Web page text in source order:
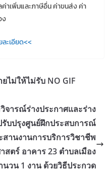
าเพิ่มและภาษีอื่น ค่าขนส่ง ค่า
ง
ะเอียด<<
ไม่ให้ไม่รับ NO GIF
จารณ์ร่างประกาศและร่าง
รับปรุงศูนย์ฝึกประสบการณ์
านงานการบริการวิชาชีพ
ตร์ อาคาร 23 ตำบลเมือง
นวน 1 งาน ด้วยวิธีประกวด